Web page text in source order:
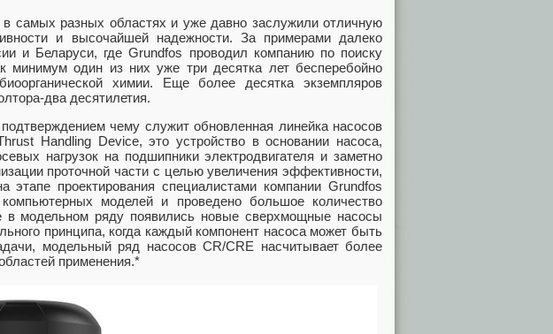
самых разных областях и уже давно заслужили отличную
и высочайшей надежности. За примерами далеко
и Беларуси, где Grundfos проводил компанию по поиску
минимум один из них уже три десятка лет бесперебойно
химии. Еще более десятка экземпляров
два десятилетия.
чему служит обновленная линейка насосов
Handling Device, это устройство в основании насоса,
нагрузок на подшипники электродвигателя и заметно
проточной части с целью увеличения эффективности,
этапе проектирования специалистами компании Grundfos
моделей и проведено большое количество
в модельном ряду появились новые сверхмощные насосы
принципа, когда каждый компонент насоса может быть
модельный ряд насосов CR/CRE насчитывает более
применения.*